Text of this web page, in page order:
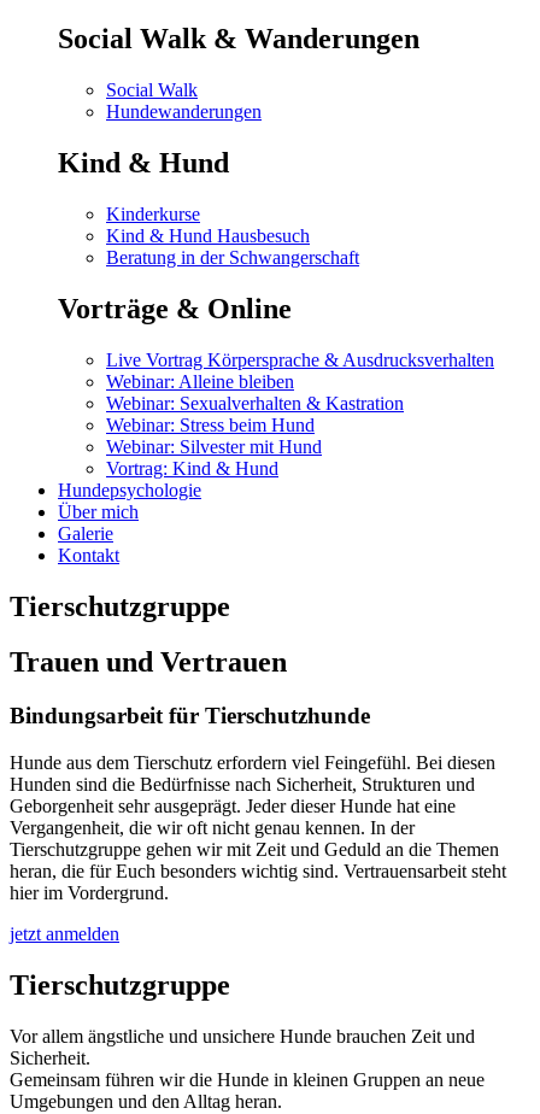
Social Walk & Wanderungen
Social Walk
Hundewanderungen
Kind & Hund
Kinderkurse
Kind & Hund Hausbesuch
Beratung in der Schwangerschaft
Vorträge & Online
Live Vortrag Körpersprache & Ausdrucksverhalten
Webinar: Alleine bleiben
Webinar: Sexualverhalten & Kastration
Webinar: Stress beim Hund
Webinar: Silvester mit Hund
Vortrag: Kind & Hund
Hundepsychologie
Über mich
Galerie
Kontakt
Tierschutzgruppe
Trauen und Vertrauen
Bindungsarbeit für Tierschutzhunde
Hunde aus dem Tierschutz erfordern viel Feingefühl. Bei diesen
Hunden sind die Bedürfnisse nach Sicherheit, Strukturen und
Geborgenheit sehr ausgeprägt. Jeder dieser Hunde hat eine
Vergangenheit, die wir oft nicht genau kennen. In der
Tierschutzgruppe gehen wir mit Zeit und Geduld an die Themen
heran, die für Euch besonders wichtig sind. Vertrauensarbeit steht
hier im Vordergrund.
jetzt anmelden
Tierschutzgruppe
Vor allem ängstliche und unsichere Hunde brauchen Zeit und
Sicherheit.
Gemeinsam führen wir die Hunde in kleinen Gruppen an neue
Umgebungen und den Alltag heran.